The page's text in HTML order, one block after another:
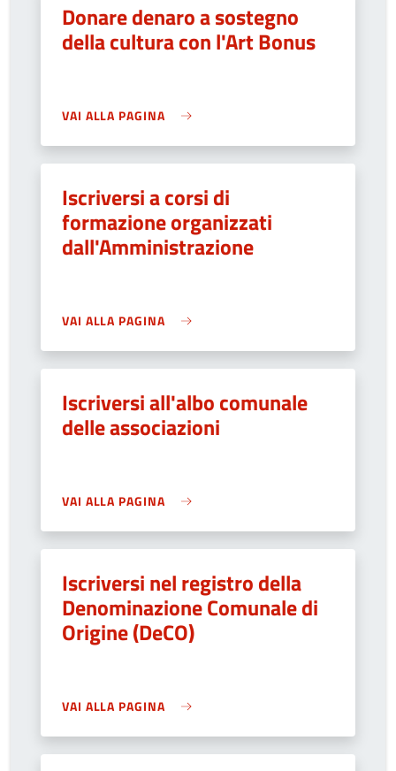
Donare denaro a sostegno
della cultura con l'Art Bonus
VAI ALLA PAGINA
Iscriversi a corsi di
formazione organizzati
dall'Amministrazione
VAI ALLA PAGINA
Iscriversi all'albo comunale
delle associazioni
VAI ALLA PAGINA
Iscriversi nel registro della
Denominazione Comunale di
Origine (DeCO)
VAI ALLA PAGINA